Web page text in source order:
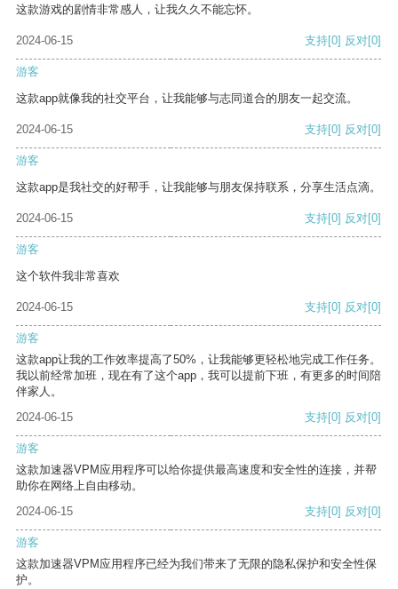
这款游戏的剧情非常感人，让我久久不能忘怀。
2024-06-15 支持[0] 反对[0]
游客
这款app就像我的社交平台，让我能够与志同道合的朋友一起交流。
2024-06-15 支持[0] 反对[0]
游客
这款app是我社交的好帮手，让我能够与朋友保持联系，分享生活点滴。
2024-06-15 支持[0] 反对[0]
游客
这个软件我非常喜欢
2024-06-15 支持[0] 反对[0]
游客
这款app让我的工作效率提高了50%，让我能够更轻松地完成工作任务。
我以前经常加班，现在有了这个app，我可以提前下班，有更多的时间陪
伴家人。
2024-06-15
支持[0] 反对[0]
游客
这款加速器VPM应用程序可以给你提供最高速度和安全性的连接，并帮
助你在网络上自由移动。
2024-06-15
支持[0] 反对[0]
游客
这款加速器VPM应用程序已经为我们带来了无限的隐私保护和安全性保
护。